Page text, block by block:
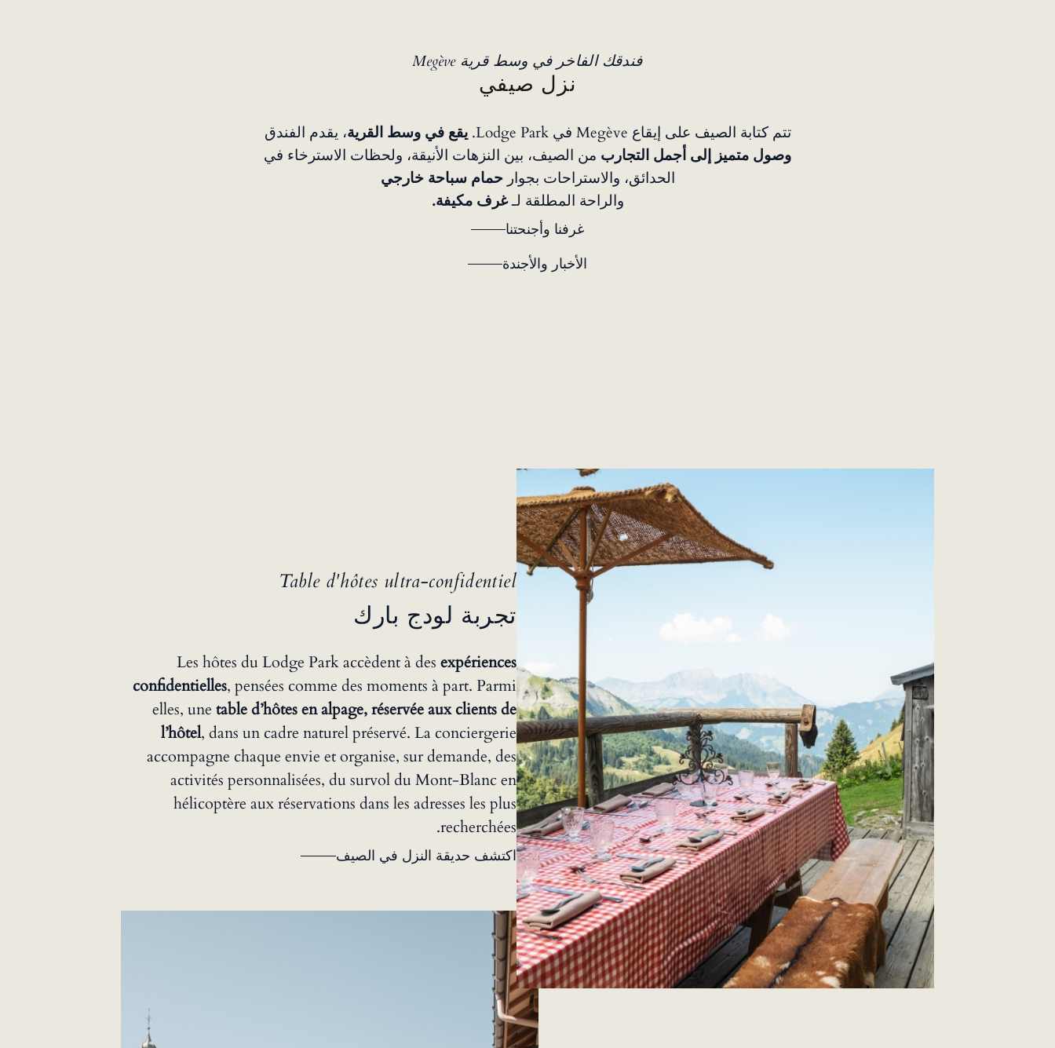
فندقك الفاخر في وسط قرية Megève
نزل صيفي
تتم كتابة الصيف على إيقاع Megève في Lodge Park. يقع في وسط القرية، يقدم الفندق
وصول متميز إلى أجمل التجارب من الصيف، بين النزهات الأنيقة، ولحظات الاسترخاء في
الحدائق، والاستراحات بجوارحمام سباحة خارجي
والراحة المطلقة لـغرف مكيفة.
غرفنا وأجنحتنا
الأخبار والأجندة
Table d'hôtes ultra-confidentiel
تجربة لودج بارك
Les hôtes du Lodge Park accèdent à desexpériences
confidentielles, pensées comme des moments à part. Parmi
elles, unetable d’hôtes en alpage, réservée aux clients de
l’hôtel, dans un cadre naturel préservé. La conciergerie
accompagne chaque envie et organise, sur demande, des
activités personnalisées, du survol du Mont-Blanc en
hélicoptère aux réservations dans les adresses les plus
recherchées.
اكتشف حديقة النزل في الصيف